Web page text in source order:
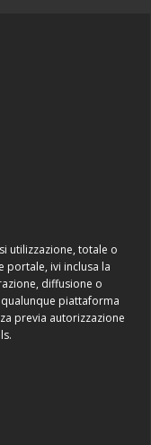
utilizzazione, totale o
portale, ivi inclusa la
diffusione o
piattaforma
previa autorizzazione